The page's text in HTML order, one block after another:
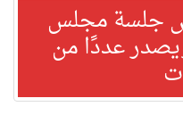
جلسة مجلس
عددًا من